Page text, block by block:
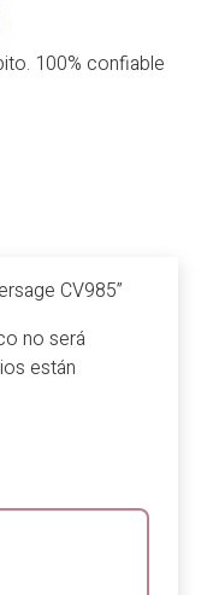
100% confiable
CV985”
no será
están